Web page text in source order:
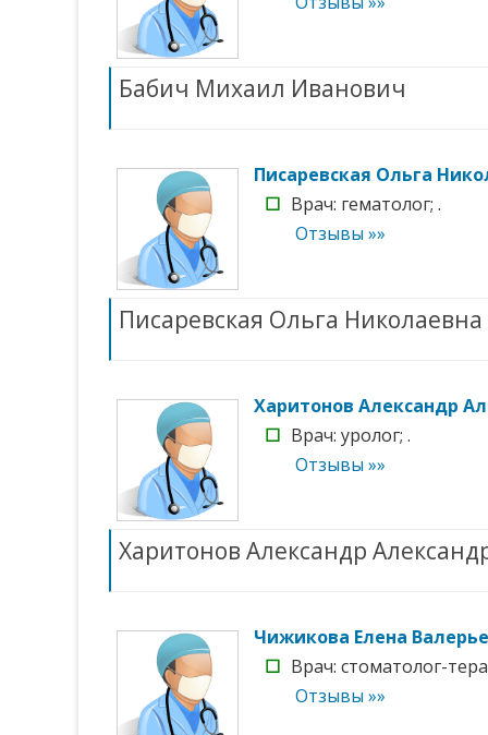
Бабич Михаил Иванович
Писаревская Ольга
☐ Врач: гематолог; .
Отзывы »»
Писаревская Ольга Николаевна
Харитонов Александр
☐ Врач: уролог; .
Отзывы »»
Харитонов Александр
Чижикова Елена
☐ Врач: стоматолог-
Отзывы »»